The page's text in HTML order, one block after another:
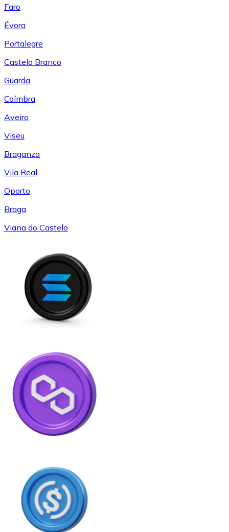
Faro
Évora
Portalegre
Castelo Branco
Guarda
Coímbra
Aveiro
Viseu
Braganza
Vila Real
Oporto
Braga
Viana do Castelo